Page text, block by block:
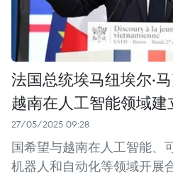
法国总统埃马纽埃尔·
越南在人工智能领域建
27/05/2025 09:28
国希望与越南在人工智能、
机器人和自动化等领域开展